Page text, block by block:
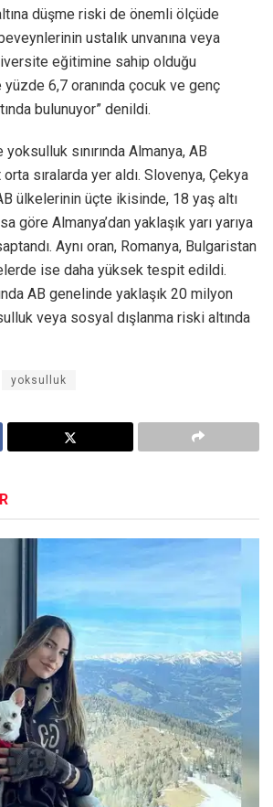
düşme riski de önemli ölçüde
ustalık unvanına veya
eğitimine sahip olduğu
6,7 oranında çocuk ve genç
bulunuyor” denildi.
sınırında Almanya, AB
sıralarda yer aldı. Slovenya, Çekya
ülkelerinin üçte ikisinde, 18 yaş altı
göre Almanya’dan yaklaşık yarı yarıya
Aynı oran, Romanya, Bulgaristan
ise daha yüksek tespit edildi.
AB genelinde yaklaşık 20 milyon
veya sosyal dışlanma riski altında
yoksulluk